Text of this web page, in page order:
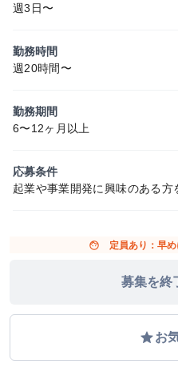
週3日〜
勤務時間
週20時間〜
勤務期間
6〜12ヶ月以上
応募条件
起業や事業開発に興味のある方
face 定員あり：早
募集を終
gradeお